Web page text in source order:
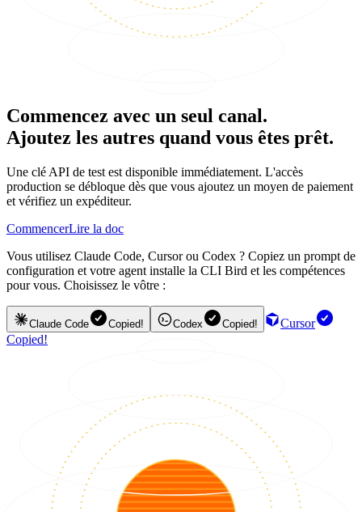
Commencez avec un seul canal.
Ajoutez les autres quand vous êtes prêt.
Une clé API de test est disponible immédiatement. L'accès
production se débloque dès que vous ajoutez un moyen de paiement
et vérifiez un expéditeur.
CommencerLire la doc
Vous utilisez Claude Code, Cursor ou Codex ? Copiez un prompt de
configuration et votre agent installe la CLI Bird et les compétences
pour vous. Choisissez le vôtre :
Claude Code Copied! Codex Copied!
Cursor
Copied!